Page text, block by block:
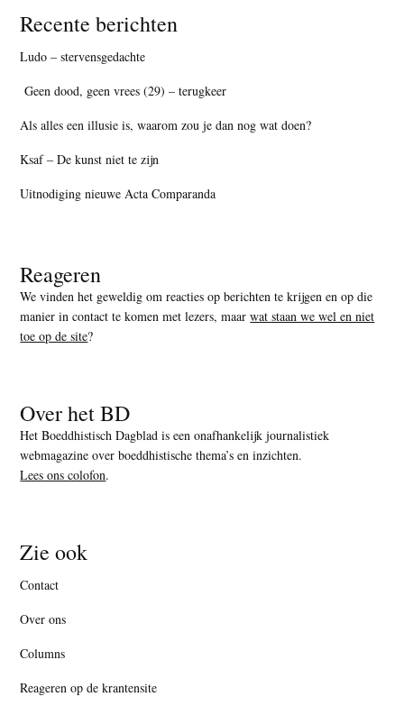
Recente berichten
Ludo – stervensgedachte
Geen dood, geen vrees (29) – terugkeer
Als alles een illusie is, waarom zou je dan nog wat doen?
Ksaf – De kunst niet te zijn
Uitnodiging nieuwe Acta Comparanda
Reageren
We vinden het geweldig om reacties op berichten te krijgen en op die
manier in contact te komen met lezers, maarwat staan we wel en niet
toe op de site?
Over het BD
Het Boeddhistisch Dagblad is een onafhankelijk journalistiek
webmagazine over boeddhistische thema’s en inzichten.
Lees ons colofon.
Zie ook
Contact
Over ons
Columns
Reageren op de krantensite